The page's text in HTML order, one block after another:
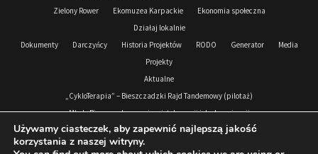
Zielony Rower
Ekomuzea Karpackie
Ekonomia społeczna
Działaj lokalnie
Dokumenty
Darczyńcy Historia Projektów RODO Generator
Media
Projekty
Aktualne
„CykloTerapia” – Bieszczadzki Rajd Tandemowy (pilotaż)
Młode Bieszczady przeciw nietolerancji i dyskryminacji
Podkarpacki Korpus Solidarności 2024-2026
Zrealizowane
Używamy ciasteczek, aby zapewnić najlepszą jakość
korzystania z naszej witryny.